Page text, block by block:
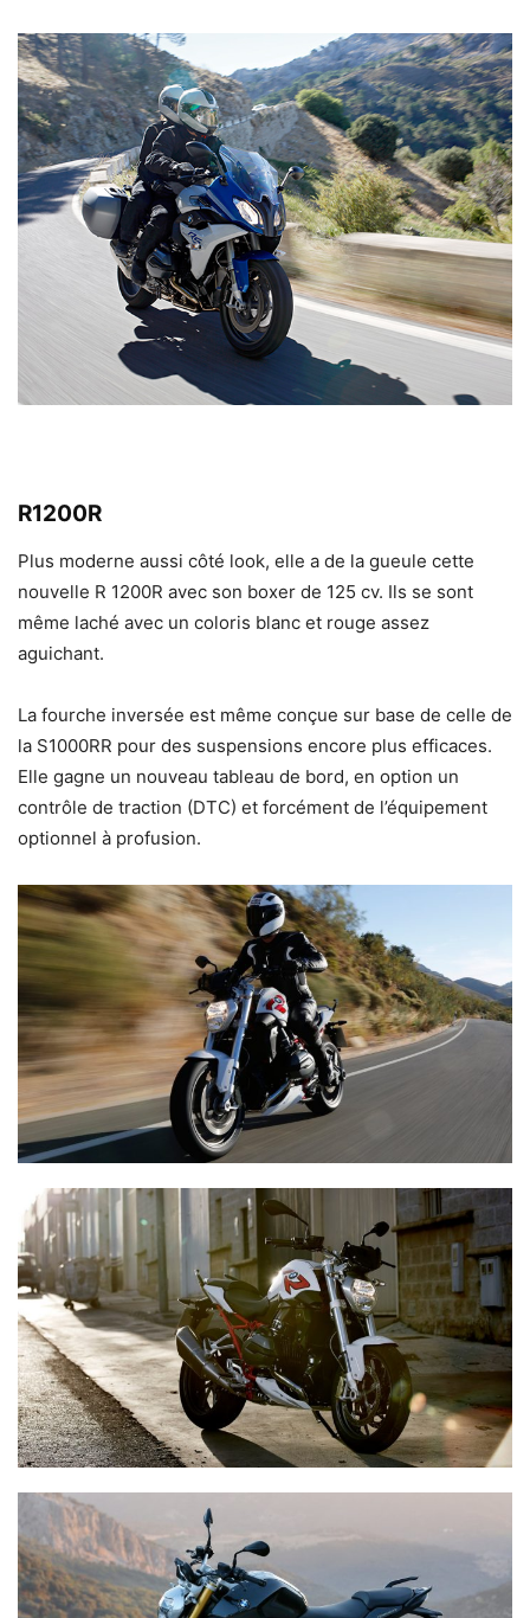
R1200R
Plus moderne aussi côté look, elle a de la gueule cette
nouvelle R 1200R avec son boxer de 125 cv. Ils se sont
même laché avec un coloris blanc et rouge assez
aguichant.
La fourche inversée est même conçue sur base de celle de
la S1000RR pour des suspensions encore plus efficaces.
Elle gagne un nouveau tableau de bord, en option un
contrôle de traction (DTC) et forcément de l’équipement
optionnel à profusion.